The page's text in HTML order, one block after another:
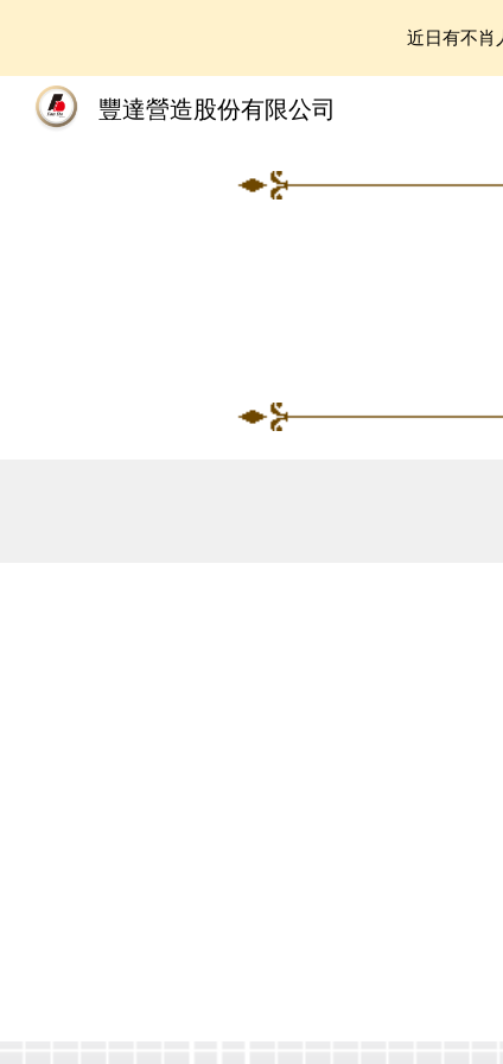
近日有不肖
豐達營造股份有限公司